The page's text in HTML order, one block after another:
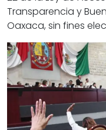
Transparencia y
Oaxaca, sin fines